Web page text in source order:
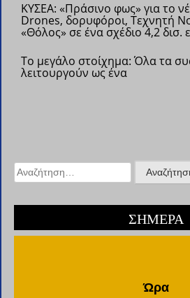
ΚΥΣΕΑ: «Πράσινο φως» για το
Drones, δορυφόροι, Τεχνητή
«Θόλος» σε ένα σχέδιο 4,2 δισ.
Το μεγάλο στοίχημα: Όλα τα
λειτουργούν ως ένα
Αναζήτηση
για:
ΣΗΜΕΡΑ
Ώρα